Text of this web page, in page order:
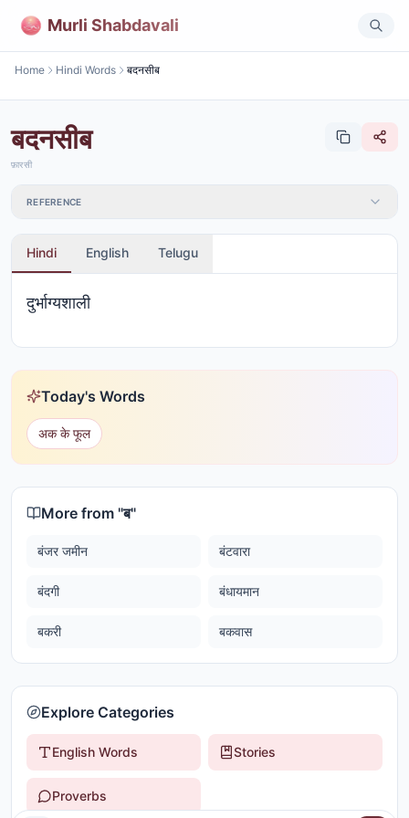
Murli Shabdavali
Home Hindi Words बदनसीब
बदनसीब
फ़ारसी
REFERENCE
Hindi English Telugu
दुर्भाग्यशाली
Today's Words
अक के फूल
More from "ब"
बंजर जमीन बंटवारा
बंदगी बंधायमान
बकरी बकवास
Explore Categories
English Words Stories
Proverbs